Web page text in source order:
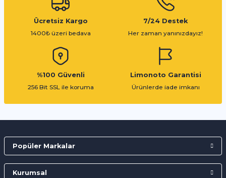
Ücretsiz Kargo
1400₺ üzeri bedava
7/24 Destek
Her zaman yanınızdayız!
%100 Güvenli
256 Bit SSL ile koruma
Limonoto Garantisi
Ürünlerde iade imkanı
Popüler Markalar
Kurumsal